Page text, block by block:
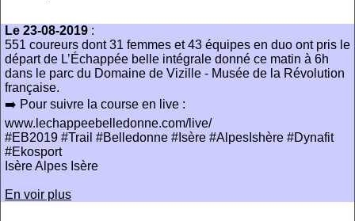
Le 23-08-2019 :
551 coureurs dont 31 femmes et 43 équipes en duo ont pris le
départ de L’Échappée belle intégrale donné ce matin à 6h
dans le parc du Domaine de Vizille - Musée de la Révolution
française.
➡️ Pour suivre la course en live :
www.lechappeebelledonne.com/live/
#EB2019 #Trail #Belledonne #Isère #AlpesIshère #Dynafit
#Ekosport
Isère Alpes Isère
En voir plus